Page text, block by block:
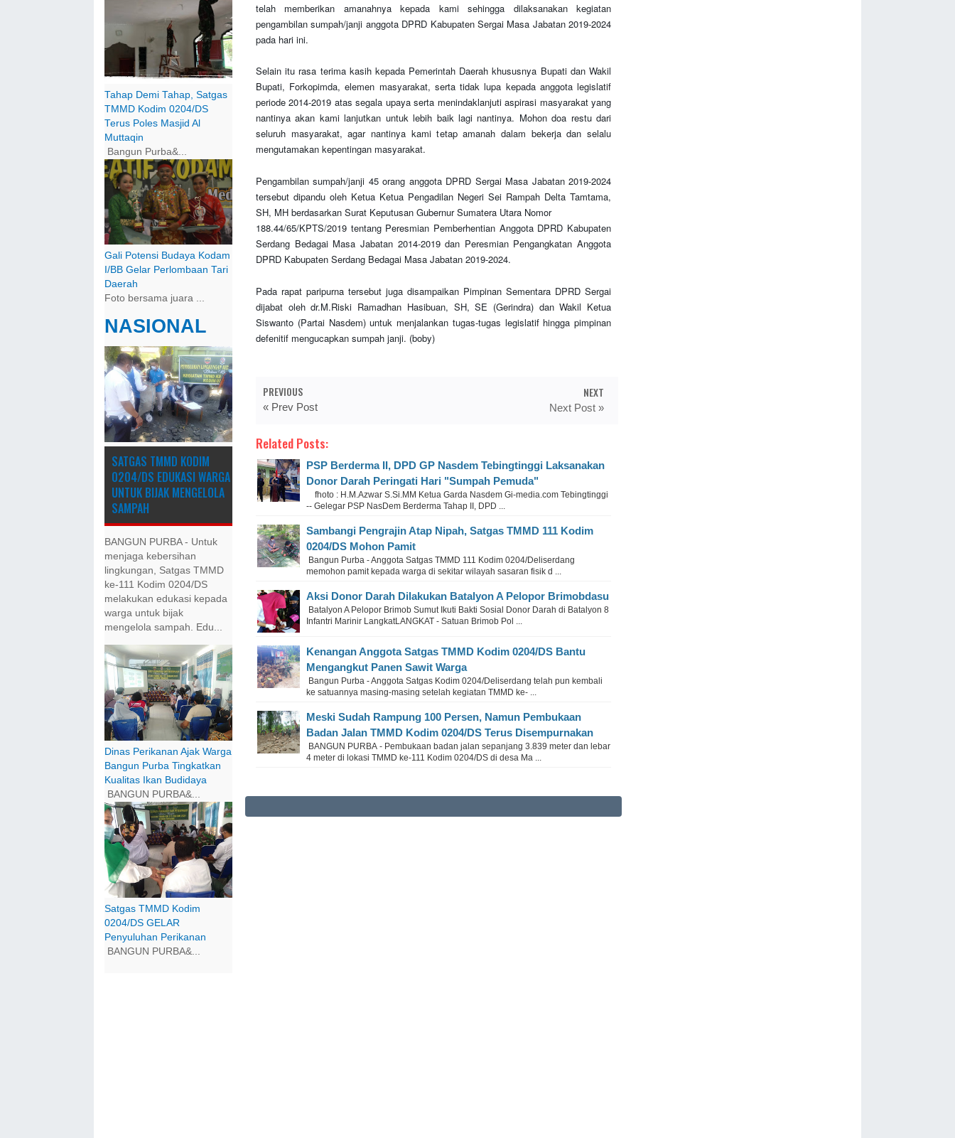
Tahap Demi Tahap, Satgas
TMMD Kodim 0204/DS
Terus Poles Masjid Al
Muttaqin
Bangun Purba&...
Gali Potensi Budaya Kodam
I/BB Gelar Perlombaan Tari
Daerah
Foto bersama juara ...
NASIONAL
SATGAS TMMD KODIM
0204/DS EDUKASI WARGA
UNTUK BIJAK MENGELOLA
SAMPAH
BANGUN PURBA - Untuk
menjaga kebersihan
lingkungan, Satgas TMMD
ke-111 Kodim 0204/DS
melakukan edukasi kepada
warga untuk bijak
mengelola sampah. Edu...
Dinas Perikanan Ajak Warga
Bangun Purba Tingkatkan
Kualitas Ikan Budidaya
BANGUN PURBA&...
Satgas TMMD Kodim
0204/DS GELAR
Penyuluhan Perikanan
BANGUN PURBA&...
telah memberikan amanahnya kepada kami sehingga dilaksanakan kegiatan
pengambilan sumpah/janji anggota DPRD Kabupaten Sergai Masa Jabatan 2019-2024
pada hari ini.
Selain itu rasa terima kasih kepada Pemerintah Daerah khususnya Bupati dan Wakil
Bupati, Forkopimda, elemen masyarakat, serta tidak lupa kepada anggota legislatif
periode 2014-2019 atas segala upaya serta menindaklanjuti aspirasi masyarakat yang
nantinya akan kami lanjutkan untuk lebih baik lagi nantinya. Mohon doa restu dari
seluruh masyarakat, agar nantinya kami tetap amanah dalam bekerja dan selalu
mengutamakan kepentingan masyarakat.
Pengambilan sumpah/janji 45 orang anggota DPRD Sergai Masa Jabatan 2019-2024
tersebut dipandu oleh Ketua Ketua Pengadilan Negeri Sei Rampah Delta Tamtama,
SH, MH berdasarkan Surat Keputusan Gubernur Sumatera Utara Nomor
188.44/65/KPTS/2019 tentang Peresmian Pemberhentian Anggota DPRD Kabupaten
Serdang Bedagai Masa Jabatan 2014-2019 dan Peresmian Pengangkatan Anggota
DPRD Kabupaten Serdang Bedagai Masa Jabatan 2019-2024.
Pada rapat paripurna tersebut juga disampaikan Pimpinan Sementara DPRD Sergai
dijabat oleh dr.M.Riski Ramadhan Hasibuan, SH, SE (Gerindra) dan Wakil Ketua
Siswanto (Partai Nasdem) untuk menjalankan tugas-tugas legislatif hingga pimpinan
defenitif mengucapkan sumpah janji. (boby)
PREVIOUS
« Prev Post
NEXT
Next Post »
Related Posts:
PSP Berderma II, DPD GP Nasdem Tebingtinggi Laksanakan
Donor Darah Peringati Hari "Sumpah Pemuda"
fhoto : H.M.Azwar S.Si.MM Ketua Garda Nasdem Gi-media.com Tebingtinggi
-- Gelegar PSP NasDem Berderma Tahap II, DPD ...
Sambangi Pengrajin Atap Nipah, Satgas TMMD 111 Kodim
0204/DS Mohon Pamit
Bangun Purba - Anggota Satgas TMMD 111 Kodim 0204/Deliserdang
memohon pamit kepada warga di sekitar wilayah sasaran fisik d ...
Aksi Donor Darah Dilakukan Batalyon A Pelopor Brimobdasu
Batalyon A Pelopor Brimob Sumut Ikuti Bakti Sosial Donor Darah di Batalyon 8
Infantri Marinir LangkatLANGKAT - Satuan Brimob Pol ...
Kenangan Anggota Satgas TMMD Kodim 0204/DS Bantu
Mengangkut Panen Sawit Warga
Bangun Purba - Anggota Satgas Kodim 0204/Deliserdang telah pun kembali
ke satuannya masing-masing setelah kegiatan TMMD ke- ...
Meski Sudah Rampung 100 Persen, Namun Pembukaan
Badan Jalan TMMD Kodim 0204/DS Terus Disempurnakan
BANGUN PURBA - Pembukaan badan jalan sepanjang 3.839 meter dan lebar
4 meter di lokasi TMMD ke-111 Kodim 0204/DS di desa Ma ...